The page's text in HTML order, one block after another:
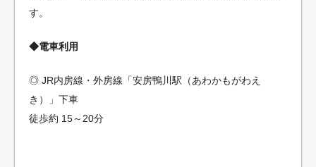
す。
◆電車利用
◎ JR内房線・外房線「安房鴨川駅（あわかもがわえ
き）」下車
徒歩約 15～20分